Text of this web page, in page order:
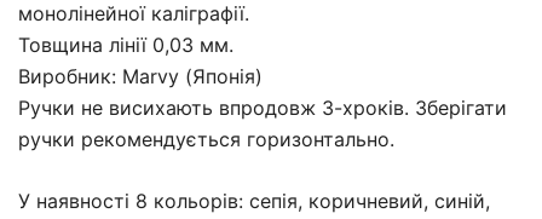
монолінейної каліграфії.
Товщина лінії 0,03 мм.
Виробник: Marvy (Японія)
Ручки не висихають впродовж 3-хроків. Зберігати
ручки рекомендується горизонтально.
У наявності 8 кольорів: сепія, коричневий, синій,